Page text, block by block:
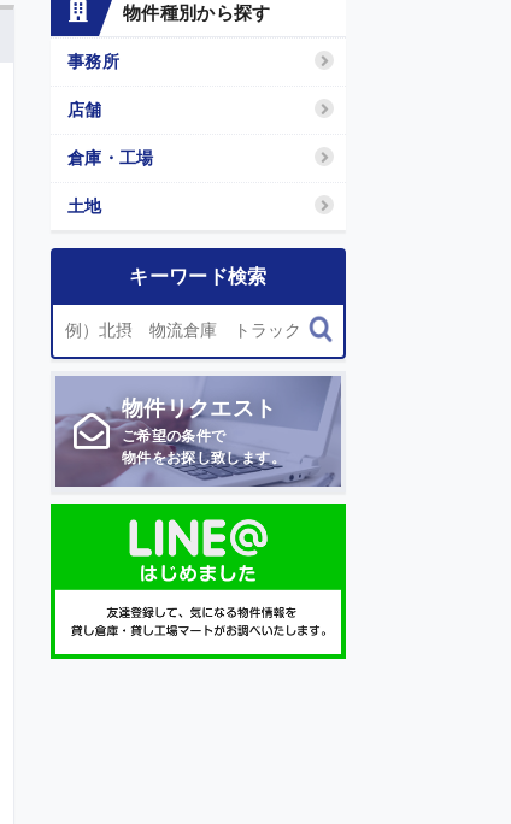
物件種別から探す
事務所
店舗
倉庫・工場
土地
キーワード検索
物件リクエスト
ご希望の条件で
物件をお探し致します。